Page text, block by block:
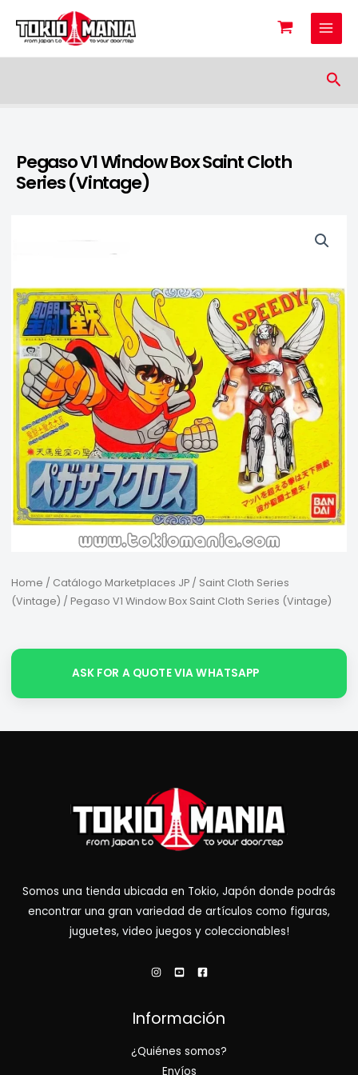
Skip to content
Pegaso V1 Window Box Saint Cloth
Series (Vintage)
Home / Catálogo Marketplaces JP/ Saint Cloth Series
(Vintage) / Pegaso V1 Window Box Saint Cloth Series (Vintage)
ASK FOR A QUOTE VIA WHATSAPP
Somos una tienda ubicada en Tokio, Japón donde podrás
encontrar una gran variedad de artículos como figuras,
juguetes, video juegos y coleccionables!
Información
¿Quiénes somos?
Envíos